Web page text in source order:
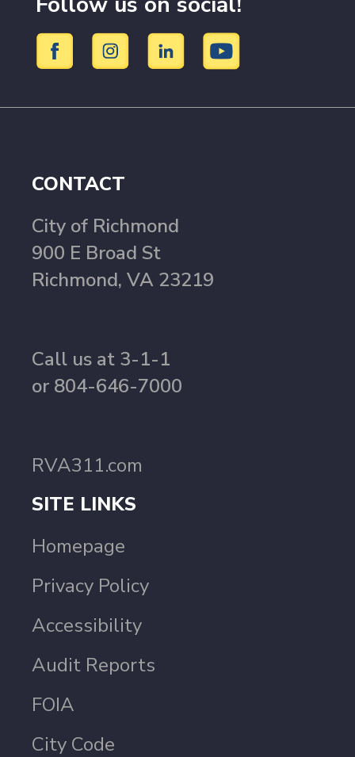
CONTACT
City of Richmond
900 E Broad St
Richmond, VA 23219
Call us at 3-1-1
or 804-646-7000
RVA311.com
SITE LINKS
Homepage
Privacy Policy
Accessibility
Audit Reports
FOIA
City Code